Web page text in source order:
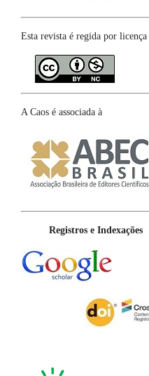
Esta revista é regida por licença
A Caos é associada à
Registros e Indexações